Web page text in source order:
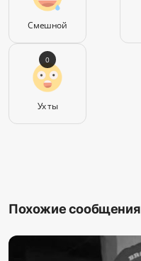
Смешной
Ух ты
0
Похожие сообщения